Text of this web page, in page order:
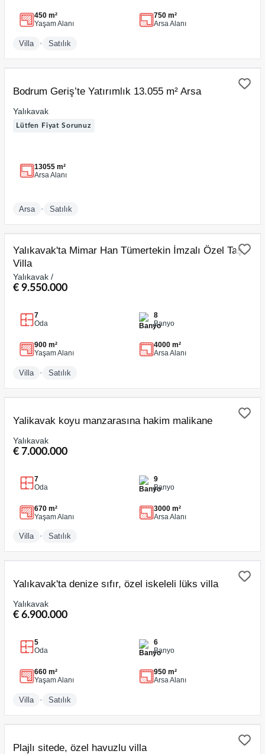
450 m²
Yaşam Alanı
750 m²
Arsa Alanı
Villa • Satılık
Bodrum Geriş’te Yatırımlık 13.055 m² Arsa
Yalıkavak
Lütfen Fiyat Sorunuz
13055 m²
Arsa Alanı
Arsa • Satılık
SATILIK
Yalıkavak'ta Mimar Han Tümertekin İmzalı Özel Taş
Villa
Yalıkavak /
€ 9.550.000
7
Oda
8
Banyo
900 m²
Yaşam Alanı
4000 m²
Arsa Alanı
Villa • Satılık
Yalikavak koyu manzarasına hakim malikane
Yalıkavak
€ 7.000.000
7
Oda
9
Banyo
670 m²
Yaşam Alanı
3000 m²
Arsa Alanı
Villa • Satılık
Yalıkavak'ta denize sıfır, özel iskeleli lüks villa
Yalıkavak
€ 6.900.000
5
Oda
6
Banyo
660 m²
Yaşam Alanı
950 m²
Arsa Alanı
Villa • Satılık
Plajlı sitede, özel havuzlu villa